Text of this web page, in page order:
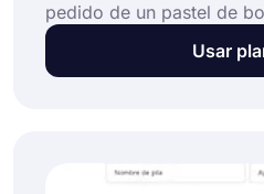
pedido de un pastel de
formulario normalmente
como la fecha del evento,
fácilmente y hacer crecer
Usar